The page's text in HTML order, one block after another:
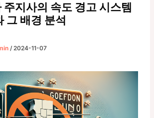
주지사의 속도 경고 시스템
그 배경 분석
/2024-11-07